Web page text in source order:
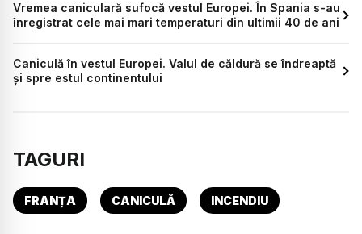
Vremea caniculară sufocă vestul Europei. În Spania s-au
înregistrat cele mai mari temperaturi din ultimii 40 de ani
Caniculă în vestul Europei. Valul de căldură se îndreaptă
și spre estul continentului
TAGURI
FRANȚA CANICULĂ INCENDIU